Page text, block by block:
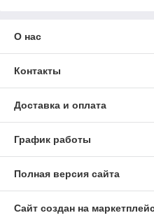
О нас
Контакты
Доставка и оплата
График работы
Полная версия сайта
Сайт создан на